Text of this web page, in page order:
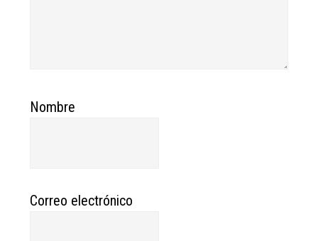
Nombre
Correo electrónico